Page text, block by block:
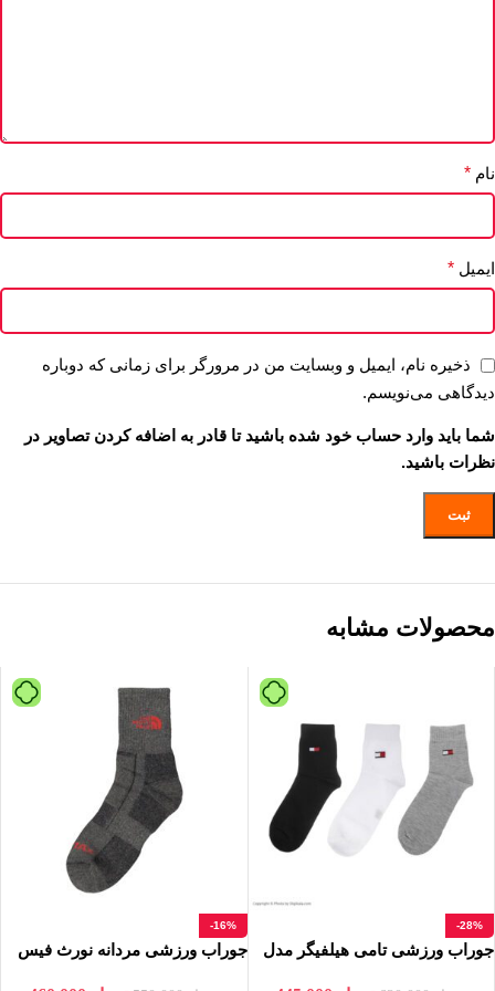
نام *
ایمیل *
ذخیره نام، ایمیل و وبسایت من در مرورگر برای زمانی که دوباره
دیدگاهی می‌نویسم.
شما باید وارد حساب خود شده باشید تا قادر به اضافه کردن تصاویر در
نظرات باشید.
محصولات مشابه
-28%
جوراب ورزشی تامی هیلفیگر مدل
-16%
جوراب ورزشی مردانه نورث فیس